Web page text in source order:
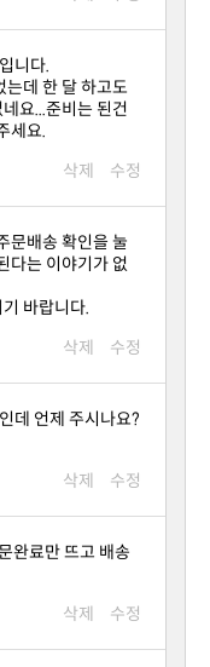
니다.
세요.
삭제 수정
바랍니다.
삭제 수정
삭제 수정
삭제 수정